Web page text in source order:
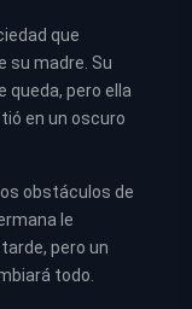
que
su madre. Su
queda, pero ella
en un oscuro
obstáculos de
le
pero un
todo.